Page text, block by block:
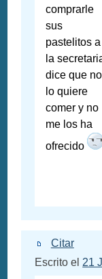
comprarle
sus
pastelitos a
la
dice que no
lo quiere
comer y no
me los ha
ofrecido
Citar
Escrito el 21